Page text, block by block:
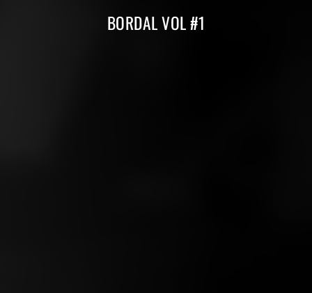
BORDAL VOL #1